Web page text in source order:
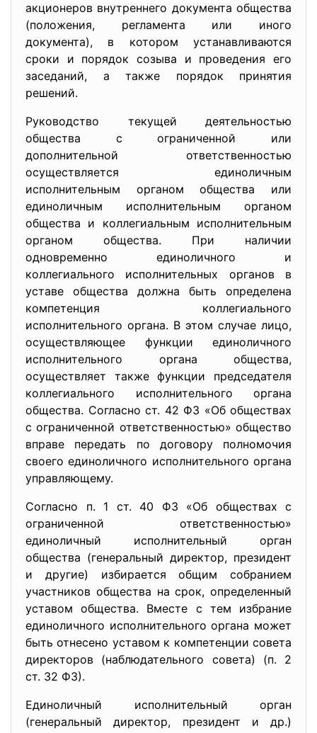
акционеров внутреннего документа общества
(положения, регламента или иного
документа), в котором устанавливаются
сроки и порядок созыва и проведения его
заседаний, а также порядок принятия
решений.
Руководство текущей деятельностью
общества с ограниченной или
дополнительной ответственностью
осуществляется единоличным
исполнительным органом общества или
единоличным исполнительным органом
общества и коллегиальным исполнительным
органом общества. При наличии
одновременно единоличного и
коллегиального исполнительных органов в
уставе общества должна быть определена
компетенция коллегиального
исполнительного органа. В этом случае лицо,
осуществляющее функции единоличного
исполнительного органа общества,
осуществляет также функции председателя
коллегиального исполнительного органа
общества. Согласно ст. 42 ФЗ «Об обществах
с ограниченной ответственностью» общество
вправе передать по договору полномочия
своего единоличного исполнительного органа
управляющему.
Согласно п. 1 ст. 40 ФЗ «Об обществах с
ограниченной ответственностью»
единоличный исполнительный орган
общества (генеральный директор, президент
и другие) избирается общим собранием
участников общества на срок, определенный
уставом общества. Вместе с тем избрание
единоличного исполнительного органа может
быть отнесено уставом к компетенции совета
директоров (наблюдательного совета) (п. 2
ст. 32 ФЗ).
Единоличный исполнительный орган
(генеральный директор, президент и др.)